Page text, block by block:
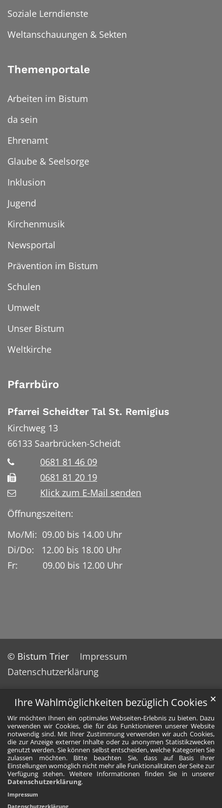
Ihre Wahlmöglichkeiten bezüglich Cookies
Wir möchten Ihnen ein optimales Webseiten-Erlebnis zu bieten. Dazu
verwenden wir Cookies, die für das Funktionieren unserer Website
notwendig sind. Mit Ihrer Zustimmung verwenden wir auch Cookies,
die zur Anzeige externer Inhalte oder zu anonymen Statistikzwecken
genutzt werden. Sie können selbst entscheiden, welche Kategorien Sie
zulassen möchten. Bitte beachten Sie, dass auf Basis Ihrer
Einstellungen womöglich nicht mehr alle Funktionalitäten der Seite zur
Verfügung stehen. Weitere Informationen finden Sie in unserer
Datenschutzerklärung.
✕
Impressum
Datenschutzerklärung
Soziale Lerndienste
Weltanschauungen & Sekten
Themenportale
Arbeiten im Bistum
da sein
Ehrenamt
Glaube & Seelsorge
Inklusion
Jugend
Kirchenmusik
Newsportal
Prävention im Bistum
Schulen
Umwelt
Unser Bistum
Weltkirche
Pfarrbüro
Pfarrei Scheidter Tal St. Remigius
Kirchweg 13
66133 Saarbrücken-Scheidt
0681 81 46 09
0681 81 20 19
Klick zum E-Mail senden
Öffnungszeiten:
Mo/Mi: 09.00 bis 14.00 Uhr
Di/Do: 12.00 bis 18.00 Uhr
Fr: 09.00 bis 12.00 Uhr
© Bistum Trier
Impressum
Datenschutzerklärung